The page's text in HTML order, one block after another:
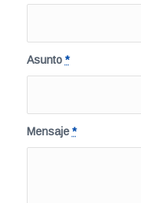
Asunto*
Mensaje*